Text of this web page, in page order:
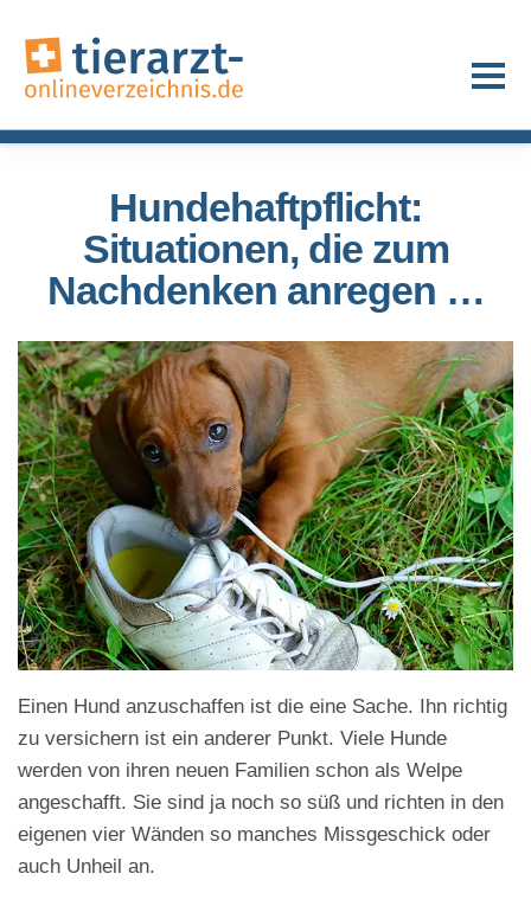
Hundehaftpflicht:
Situationen, die zum
Nachdenken anregen …
Einen Hund anzuschaffen ist die eine Sache. Ihn richtig
zu versichern ist ein anderer Punkt. Viele Hunde
werden von ihren neuen Familien schon als Welpe
angeschafft. Sie sind ja noch so süß und richten in den
eigenen vier Wänden so manches Missgeschick oder
auch Unheil an.